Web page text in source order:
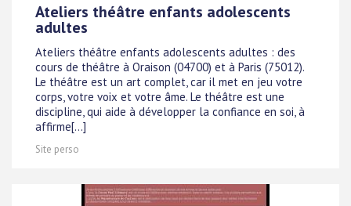
Ateliers théâtre enfants adolescents
adultes
Ateliers théâtre enfants adolescents adultes : des
cours de théâtre à Oraison (04700) et à Paris (75012).
Le théâtre est un art complet, car il met en jeu votre
corps, votre voix et votre âme. Le théâtre est une
discipline, qui aide à développer la confiance en soi, à
affirme[...]
Site perso